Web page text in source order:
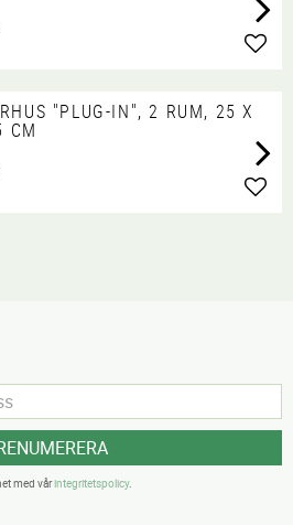
"PLUG-IN", 2 RUM, 25 X
CM
med vårintegritetspolicy.